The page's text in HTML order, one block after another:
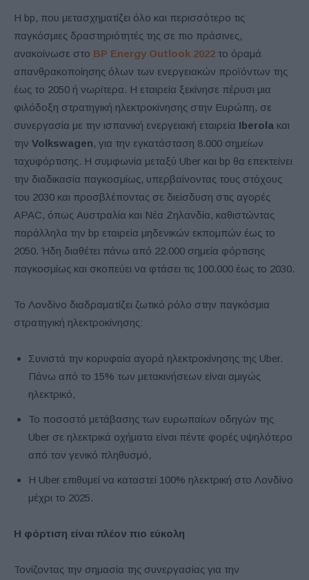
Η bp, που μετασχηματίζει όλο και περισσότερο τις
παγκόσμιες δραστηριότητές της σε πιο πράσινες,
ανακοίνωσε στο BP Energy Outlook 2022 το όραμά
απανθρακοποίησης όλων των ενεργειακών προϊόντων της
έως το 2050 ή νωρίτερα. Η εταιρεία ξεκίνησε πέρυσι μια
φιλόδοξη στρατηγική ηλεκτροκίνησης στην Ευρώπη, σε
συνεργασία με την ισπανική ενεργειακή εταιρεία Iberola και
την Volkswagen, για την εγκατάσταση 8.000 σημείων
ταχυφόρτισης. Η συμφωνία μεταξύ Uber και bp θα επεκτείνει
την διαδικασία παγκοσμίως, υπερβαίνοντας τους στόχους
του 2030 και προσβλέποντας σε διείσδυση στις αγορές
APAC, όπως Αυστραλία και Νέα Ζηλανδία, καθιστώντας
παράλληλα την bp εταιρεία μηδενικών εκπομπών έως το
2050. Ήδη διαθέτει πάνω από 22.000 σημεία φόρτισης
παγκοσμίως και σκοπεύει να φτάσει τις 100.000 έως το 2030.
Το Λονδίνο διαδραματίζει ζωτικό ρόλο στην παγκόσμια
στρατηγική ηλεκτροκίνησης:
Συνιστά την κορυφαία αγορά ηλεκτροκίνησης της Uber.
Πάνω από το 15% των μετακινήσεων είναι αμιγώς
ηλεκτρικό,
Το ποσοστό μετάβασης των ευρωπαίων οδηγών της
Uber σε ηλεκτρικά οχήματα είναι πέντε φορές υψηλότερο
από τον γενικό πληθυσμό,
Η Uber επιθυμεί να καταστεί 100% ηλεκτρική στο Λονδίνο
μέχρι το 2025.
Η φόρτιση είναι πλέον πιο εύκολη
Τονίζοντας την σημασία της συνεργασίας για την